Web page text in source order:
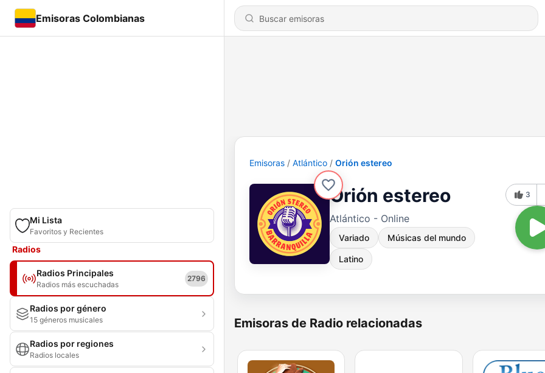
Emisoras Colombianas
Mi Lista
Favoritos y Recientes
Radios
Radios Principales
Radios más escuchadas
2796
Radios por género
15 géneros musicales
Radios por regiones
Radios locales
Emisoras Atlántico Orión estereo
Orión estereo
Atlántico - Online
Variado Músicas del mundo
Latino
3
Emisoras de Radio relacionadas